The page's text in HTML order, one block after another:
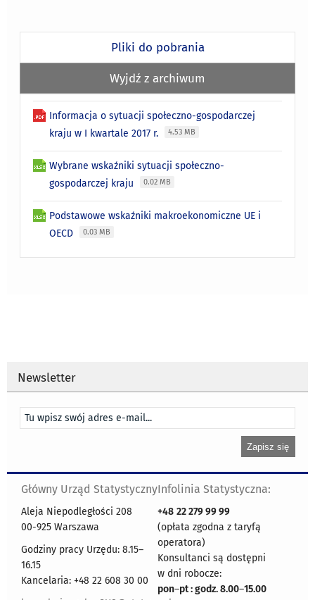
Pliki do pobrania
Wyjdź z archiwum
Informacja o sytuacji społeczno-gospodarczej
kraju w I kwartale 2017 r.
4.53 MB
Wybrane wskaźniki sytuacji społeczno-
gospodarczej kraju
0.02 MB
Podstawowe wskaźniki makroekonomiczne UE i
OECD
0.03 MB
Newsletter
Główny Urząd Statystyczny
Aleja Niepodległości 208
00-925 Warszawa
Godziny pracy Urzędu: 8.15–
16.15
Kancelaria: +48 22 608 30 00
Infolinia Statystyczna:
+48 22 279 99 99
(opłata zgodna z taryfą
operatora)
Konsultanci są dostępni
w dni robocze:
pon–pt : godz. 8.00–15.00